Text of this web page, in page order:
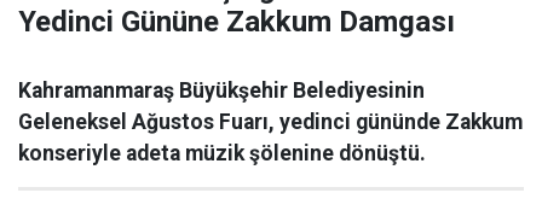
Yedinci Gününe Zakkum Damgası
Kahramanmaraş Büyükşehir Belediyesinin
Geleneksel Ağustos Fuarı, yedinci gününde Zakkum
konseriyle adeta müzik şölenine dönüştü.